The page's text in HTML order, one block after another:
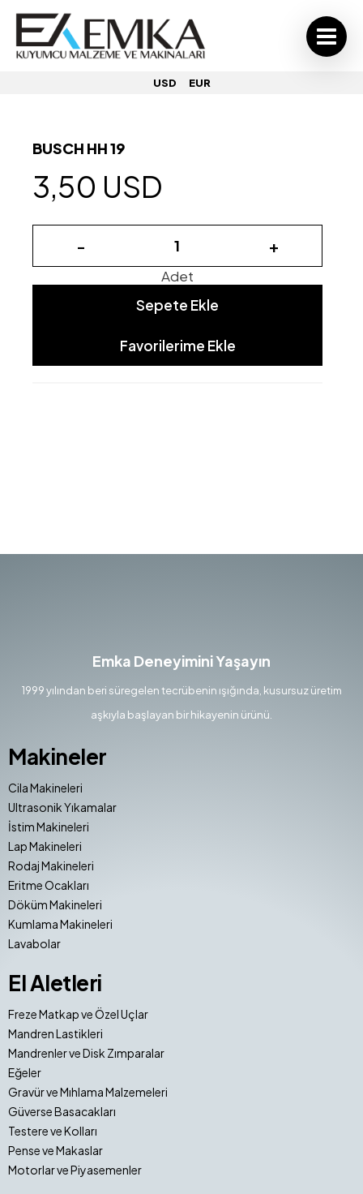
USD EUR
BUSCH HH 19
3,50 USD
- +
Adet
Sepete Ekle
Favorilerime Ekle
Emka Deneyimini Yaşayın
1999 yılından beri süregelen tecrübenin ışığında, kusursuz üretim
aşkıyla başlayan bir hikayenin ürünü.
Makineler
Cila Makineleri
Ultrasonik Yıkamalar
İstim Makineleri
Lap Makineleri
Rodaj Makineleri
Eritme Ocakları
Döküm Makineleri
Kumlama Makineleri
Lavabolar
El Aletleri
Freze Matkap ve Özel Uçlar
Mandren Lastikleri
Mandrenler ve Disk Zımparalar
Eğeler
Gravür ve Mıhlama Malzemeleri
Güverse Basacakları
Testere ve Kolları
Pense ve Makaslar
Motorlar ve Piyasemenler